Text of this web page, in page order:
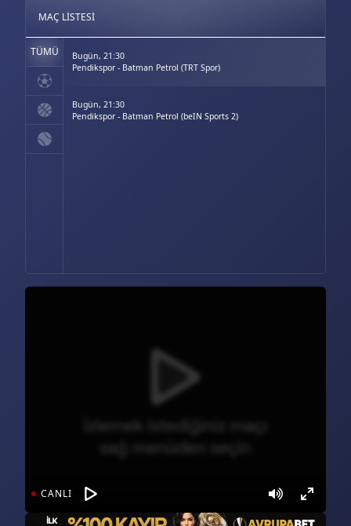
CANLI
MAÇ LISTESI
TÜMÜ
Bugün, 21:30
Pendikspor - Batman Petrol (TRT Spor)
Bugün, 21:30
Pendikspor - Batman Petrol (beIN Sports 2)